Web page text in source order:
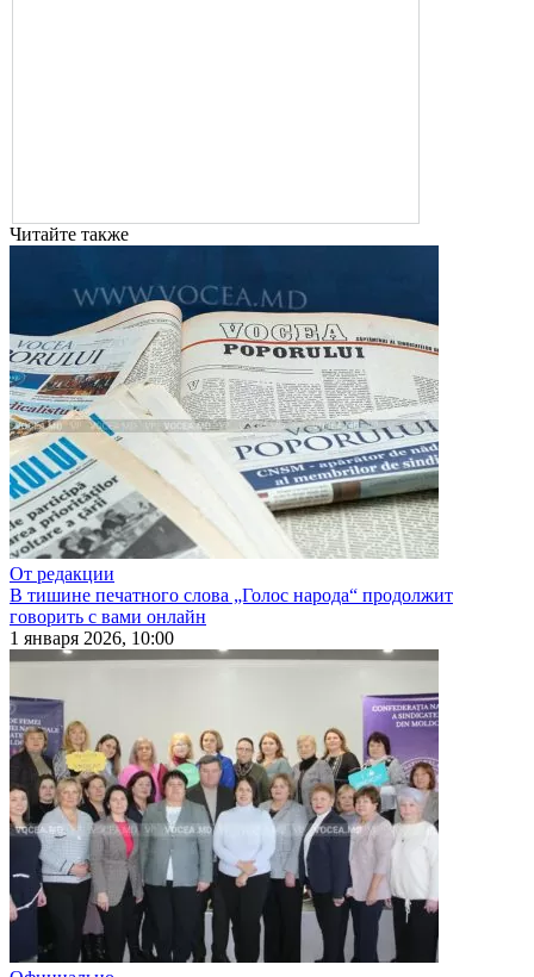
Читайте также
От редакции
В тишине печатного слова „Голос народа“ продолжит
говорить с вами онлайн
1 января 2026, 10:00